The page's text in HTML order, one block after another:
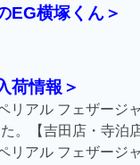
EG横塚くん＞
荷情報＞
リアル フェザージ
。【吉田店・寺泊店
リアル フェザージ